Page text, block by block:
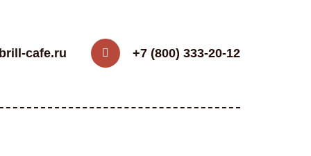
cafe.ru +7 (800) 333-20-12